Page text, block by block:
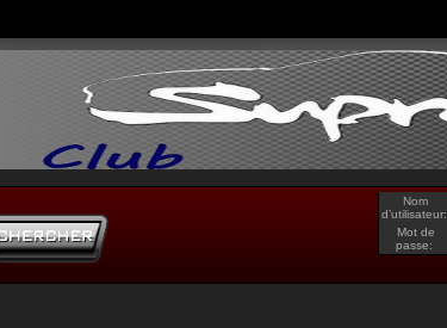
Nom
d’utilisateur:
Mot de
passe: